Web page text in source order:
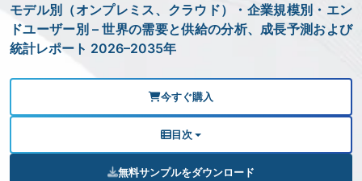
モデル別（オンプレミス、クラウド）・企業規模別・エン
ドユーザー別 – 世界の需要と供給の分析、成長予測および
統計レポート 2026–2035年
今すぐ購入
目次
無料サンプルをダウンロード